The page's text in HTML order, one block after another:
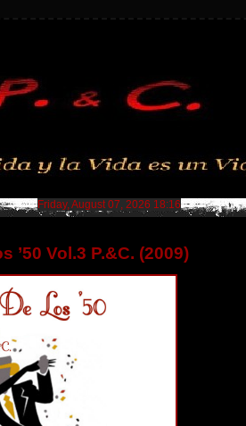
Friday, August 07, 2026 18:16
’50 Vol.3 P.&C. (2009)